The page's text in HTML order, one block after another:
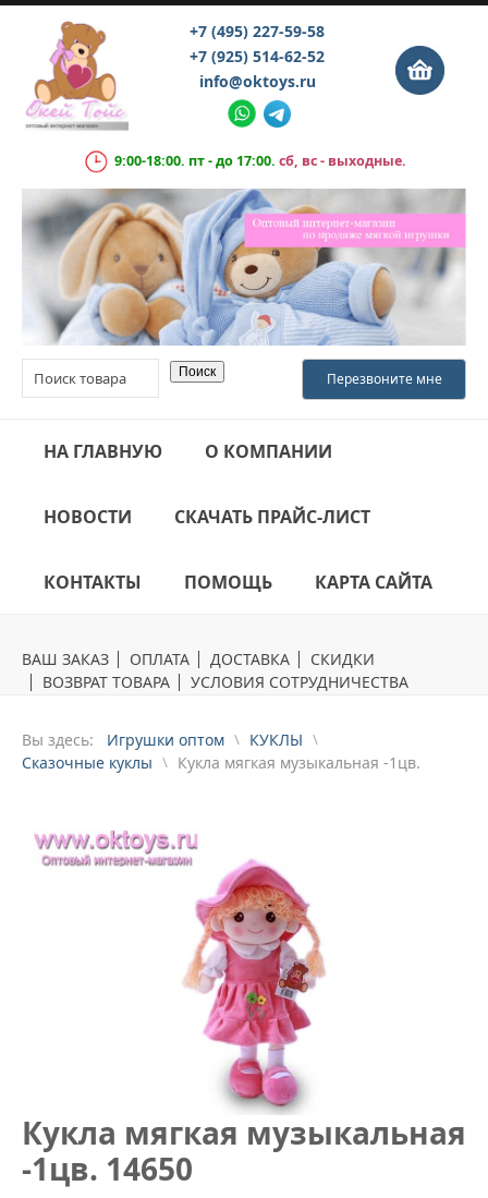
+7 (495) 227-59-58
+7 (925) 514-62-52
info@oktoys.ru
9:00-18:00. пт - до 17:00. сб, вс - выходные.
НА ГЛАВНУЮ О КОМПАНИИ
НОВОСТИ СКАЧАТЬ ПРАЙС-ЛИСТ
КОНТАКТЫ ПОМОЩЬ КАРТА САЙТА
ВАШ ЗАКАЗ ОПЛАТА ДОСТАВКА
СКИДКИ
ВОЗВРАТ ТОВАРА
УСЛОВИЯ СОТРУДНИЧЕСТВА
Вы здесь: Игрушки оптом
КУКЛЫ
Сказочные куклы
Кукла мягкая музыкальная -1цв.
Кукла мягкая музыкальная
-1цв. 14650